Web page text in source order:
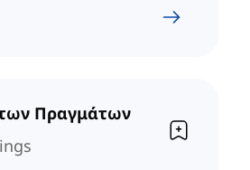
Πραγμάτων